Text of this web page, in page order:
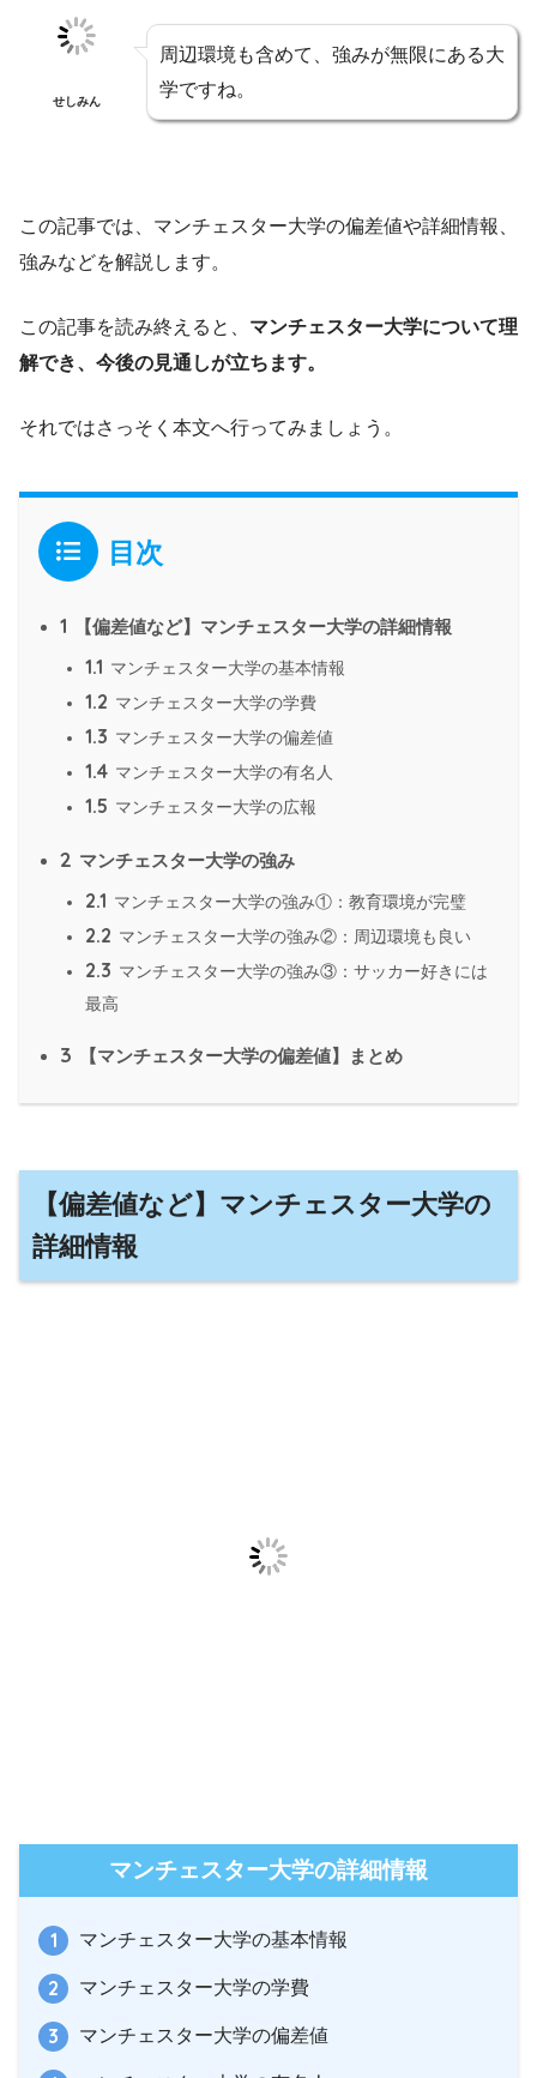
せしみん
周辺環境も含めて、強みが無限にある大
学ですね。
この記事では、マンチェスター大学の偏差値や詳細情報、
強みなどを解説します。
この記事を読み終えると、 マンチェスター大学について理
解でき、今後の見通しが立ちます。
それではさっそく本文へ行ってみましょう。
目次
1 【偏差値など】マンチェスター大学の詳細情報
1.1 マンチェスター大学の基本情報
1.2 マンチェスター大学の学費
1.3 マンチェスター大学の偏差値
1.4 マンチェスター大学の有名人
1.5 マンチェスター大学の広報
2 マンチェスター大学の強み
2.1 マンチェスター大学の強み①：教育環境が完璧
2.2 マンチェスター大学の強み②：周辺環境も良い
2.3 マンチェスター大学の強み③：サッカー好きには
最高
3 【マンチェスター大学の偏差値】まとめ
【偏差値など】マンチェスター大学の
詳細情報
マンチェスター大学の詳細情報
マンチェスター大学の基本情報
マンチェスター大学の学費
マンチェスター大学の偏差値